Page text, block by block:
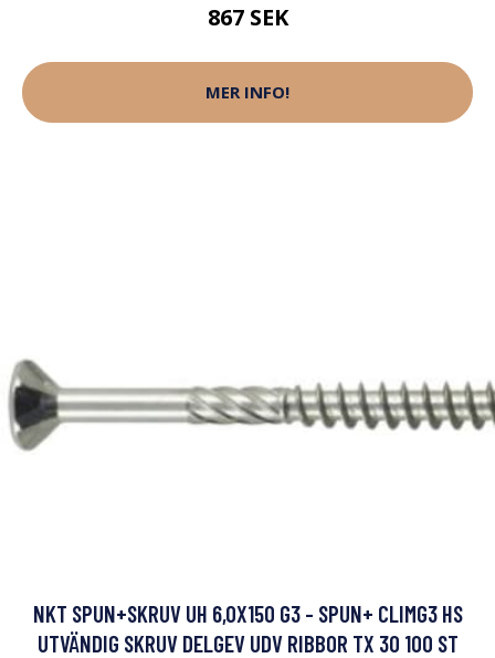
867 SEK
MER INFO!
NKT SPUN+SKRUV UH 6,0X150 G3 - SPUN+ CLIMG3 HS
UTVÄNDIG SKRUV DELGEV UDV RIBBOR TX 30 100 ST